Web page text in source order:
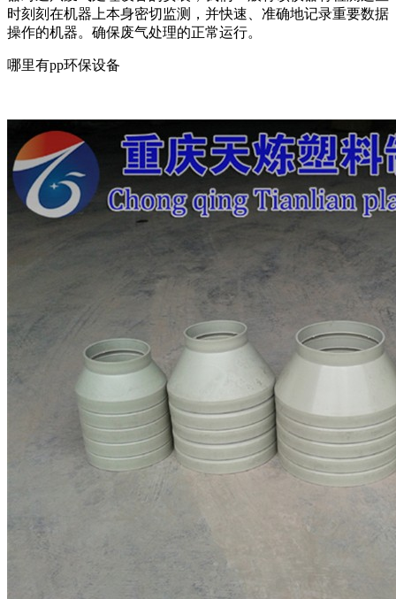
时刻刻在机器上本身密切监测，并快速、准确地记录重要数据
操作的机器。确保废气处理的正常运行。
哪里有pp环保设备